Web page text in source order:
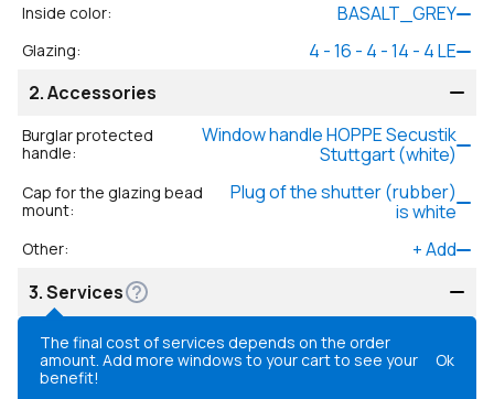
Inside color: BASALT_GREY
Glazing:
4 - 16 - 4 - 14 - 4 LE
2.Accessories
Burglar protected
handle:
Window handle HOPPE Secustik
Stuttgart (white)
Cap for the glazing bead
mount:
Plug of the shutter (rubber)
is white
Other: +Add
3.Services
The final cost of services depends on the order
amount. Add more windows to your cart to see your
benefit!
Ok